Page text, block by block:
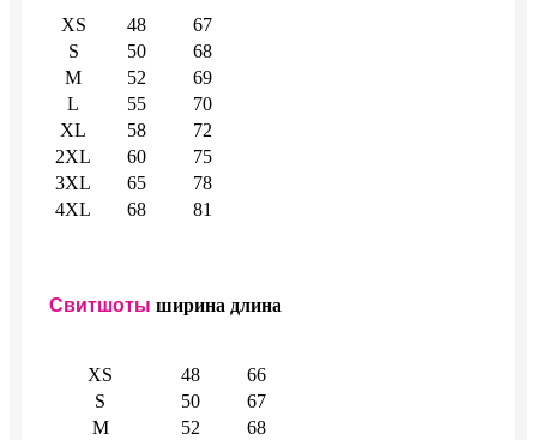
XS 48
67
S
50
68
M
52
69
L
55
70
XL
58
72
2XL
60
75
3XL
65
78
4XL
68 81
Свитшоты ширина длина
XS 48
66
S
50
67
M
52
68